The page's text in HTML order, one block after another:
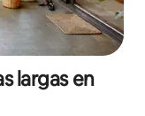
largas en